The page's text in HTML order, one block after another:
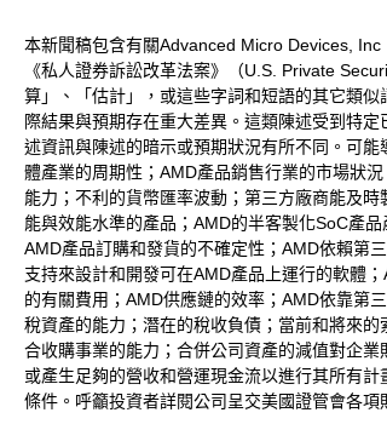
本新聞稿包含有關Advanced Micro Devices,
《私人證券訴訟改革法案》（U.S. Private
算」、「估計」，或這些字詞和短語的其它類
際結果與預期存在重大差異。這類陳述受到特
述資訊與陳述的暗示或預期狀況有所不同。可
體產業的周期性；AMD產品銷售行業的市場狀
能力；不利的貨幣匯率波動；第三方廠商能及
能與效能水準的產品；AMD的半客製化SoC產
AMD產品訂購和發貨的不確定性；AMD依賴第
支持來設計和開發可在AMD產品上運行的軟體
的有關費用；AMD供應鏈的效率；AMD依靠第
稅資產的能力；潛在的稅收負債；當前和將來
合收購事業的能力；合併公司資產的減值對企
或產生足夠的營收和營運現金流以進行其所有
條件。呼籲投資者詳閱公司呈交美國證管會各